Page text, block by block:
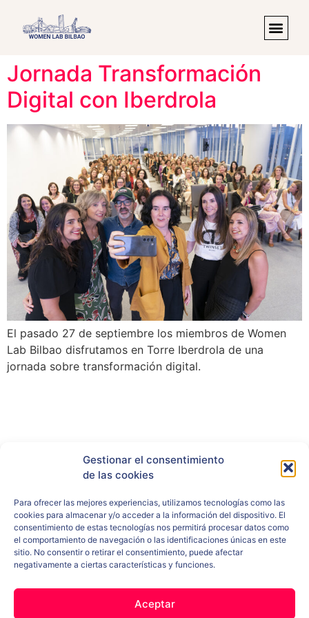
Gestionar el consentimiento
de las cookies
Para ofrecer las mejores experiencias, utilizamos tecnologías como las
cookies para almacenar y/o acceder a la información del dispositivo. El
consentimiento de estas tecnologías nos permitirá procesar datos como
el comportamiento de navegación o las identificaciones únicas en este
sitio. No consentir o retirar el consentimiento, puede afectar
negativamente a ciertas características y funciones.
Aceptar
Jornada Transformación
Digital con Iberdrola
El pasado 27 de septiembre los miembros de Women
Lab Bilbao disfrutamos en Torre Iberdrola de una
jornada sobre transformación digital.
RRSS